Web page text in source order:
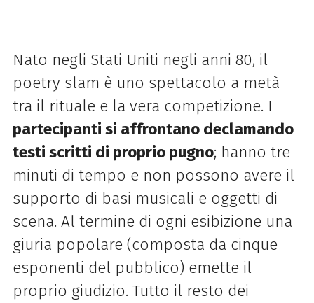
Nato negli Stati Uniti negli anni 80, il
poetry slam è uno spettacolo a metà
tra il rituale e la vera competizione. I
partecipanti si affrontano declamando
testi scritti di proprio pugno; hanno tre
minuti di tempo e non possono avere il
supporto di basi musicali e oggetti di
scena. Al termine di ogni esibizione una
giuria popolare (composta da cinque
esponenti del pubblico) emette il
proprio giudizio. Tutto il resto dei